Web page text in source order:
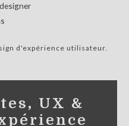
d'expérience utilisateur
UX &